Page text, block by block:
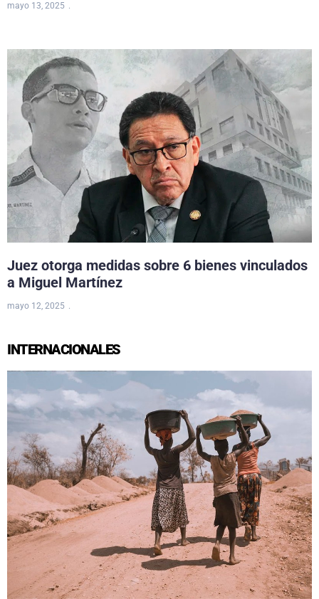
mayo 13, 2025
Juez otorga medidas sobre 6 bienes vinculados
a Miguel Martínez
mayo 12, 2025
INTERNACIONALES